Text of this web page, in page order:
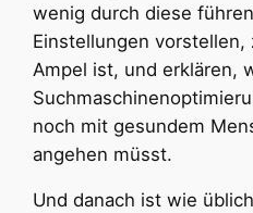
wenig durch diese
Einstellungen
Ampel ist, und erklären,
noch mit gesundem
angehen müsst.
Und danach ist wie